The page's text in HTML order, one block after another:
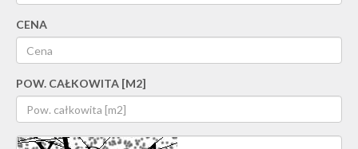
CENA
POW. CAŁKOWITA [M2]